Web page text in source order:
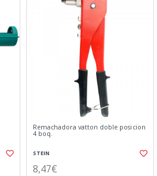
Remachadora vatton doble posicion
4 boq.
STEIN
8,47€